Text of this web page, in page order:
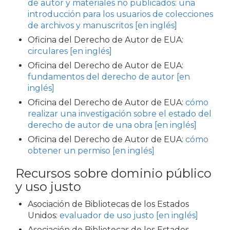
de autor y materiales no publicados: una
introducción para los usuarios de colecciones
de archivos y manuscritos [en inglés]
Oficina del Derecho de Autor de EUA:
circulares [en inglés]
Oficina del Derecho de Autor de EUA:
fundamentos del derecho de autor [en
inglés]
Oficina del Derecho de Autor de EUA: cómo
realizar una investigación sobre el estado del
derecho de autor de una obra [en inglés]
Oficina del Derecho de Autor de EUA: cómo
obtener un permiso [en inglés]
Recursos sobre dominio público
y uso justo
Asociación de Bibliotecas de los Estados
Unidos: evaluador de uso justo [en inglés]